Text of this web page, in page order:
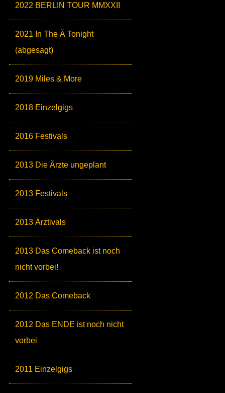
2022 BERLIN TOUR MMXXII
2021 In The Ä Tonight
(abgesagt)
2019 Miles & More
2018 Einzelgigs
2016 Festivals
2013 Die Ärzte ungeplant
2013 Festivals
2013 Ärztivals
2013 Das Comeback ist noch
nicht vorbei!
2012 Das Comeback
2012 Das ENDE ist noch nicht
vorbei
2011 Einzelgigs